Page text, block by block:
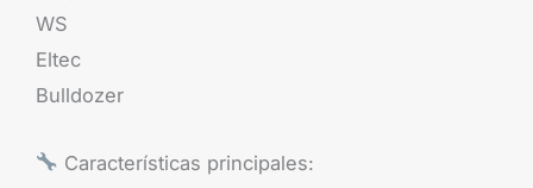
WS
Eltec
Bulldozer
Características principales: